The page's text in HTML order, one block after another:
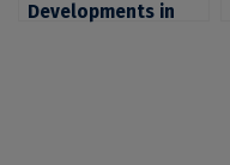
Developments in